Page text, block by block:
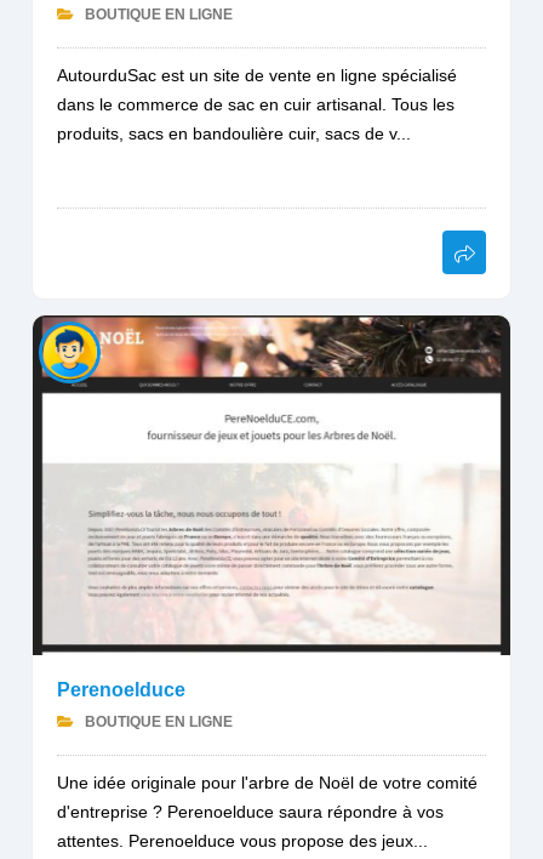
BOUTIQUE EN LIGNE
AutourduSac est un site de vente en ligne spécialisé
dans le commerce de sac en cuir artisanal. Tous les
produits, sacs en bandoulière cuir, sacs de v...
Perenoelduce
BOUTIQUE EN LIGNE
Une idée originale pour l'arbre de Noël de votre comité
d'entreprise ? Perenoelduce saura répondre à vos
attentes. Perenoelduce vous propose des jeux...